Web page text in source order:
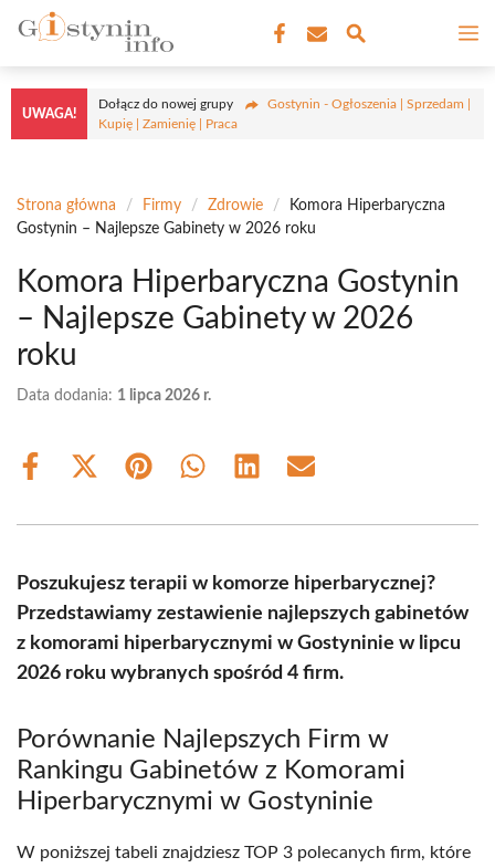
Przejdź
treści
UWAGA!
Dołącz do nowej grupy
Gostynin - Ogłoszenia | Sprzedam |
Kupię | Zamienię | Praca
Strona główna / Firmy / Zdrowie /
Komora Hiperbaryczna
Gostynin – Najlepsze Gabinety w 2026 roku
Komora Hiperbaryczna Gostynin
– Najlepsze Gabinety w 2026
roku
Data dodania: 1 lipca 2026 r.
Share
Share
(Twitter)
Share Share Share Share
Poszukujesz terapii w komorze hiperbarycznej?
Przedstawiamy zestawienie najlepszych gabinetów
z komorami hiperbarycznymi w Gostyninie w lipcu
2026 roku wybranych spośród 4 firm.
Porównanie Najlepszych Firm w
Rankingu Gabinetów z Komorami
Hiperbarycznymi w Gostyninie
W poniższej tabeli znajdziesz TOP 3 polecanych firm, które